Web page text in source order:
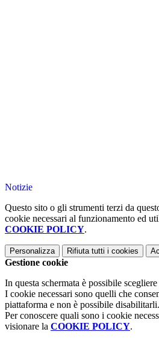
Notizie
Questo sito o gli strumenti terzi da
cookie necessari al funzionamento ed
COOKIE POLICY.
Personalizza Rifiuta tutti i cookies
Gestione cookie
In questa schermata è possibile
I cookie necessari sono quelli che
piattaforma e non è possibile disabilitarli.
Per conoscere quali sono i cookie
visionare la COOKIE POLICY.